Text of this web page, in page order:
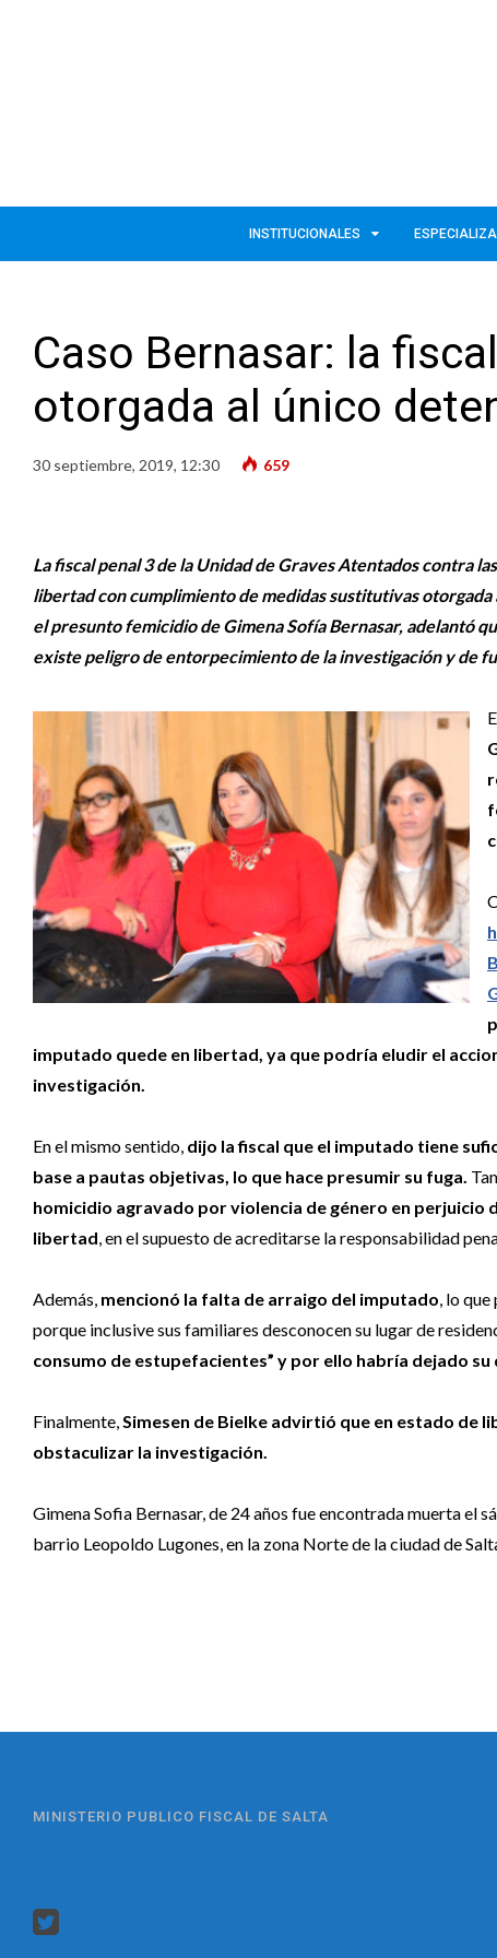
INSTITUCIONALES
Caso Bernasar: la
otorgada al único
30 septiembre, 2019, 12:30 659
La fiscal penal 3 de la Unidad de Graves Atentados contra
libertad con cumplimiento de medidas sustitutivas
el presunto femicidio de Gimena Sofía Bernasar, adelantó
existe peligro de entorpecimiento de la investigación y de
imputado quede en libertad, ya que podría eludir el
investigación.
En el mismo sentido, dijo la fiscal que el imputado tiene
base a pautas objetivas, lo que hace presumir su fuga.
homicidio agravado por violencia de género en perjuicio
libertad , en el supuesto de acreditarse la responsabilidad
Además, mencionó la falta de arraigo del imputado , lo
porque inclusive sus familiares desconocen su lugar de
consumo de estupefacientes” y por ello habría dejado
Finalmente, Simesen de Bielke advirtió que en estado de
obstaculizar la investigación.
Gimena Sofia Bernasar, de 24 años fue encontrada muerta el
barrio Leopoldo Lugones, en la zona Norte de la ciudad de
MINISTERIO PUBLICO FISCAL DE SALTA